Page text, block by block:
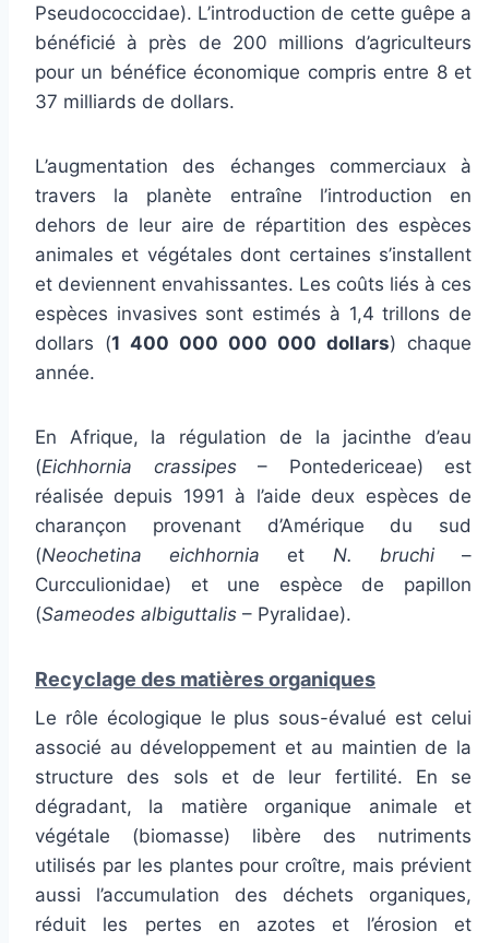
Pseudococcidae). L’introduction de cette guêpe a
bénéficié à près de 200 millions d’agriculteurs
pour un bénéfice économique compris entre 8 et
37 milliards de dollars.
L’augmentation des échanges commerciaux à
travers la planète entraîne l’introduction en
dehors de leur aire de répartition des espèces
animales et végétales dont certaines s’installent
et deviennent envahissantes. Les coûts liés à ces
espèces invasives sont estimés à 1,4 trillons de
dollars (1 400 000 000 000 dollars) chaque
année.
En Afrique, la régulation de la jacinthe d’eau
(Eichhornia crassipes– Pontedericeae) est
réalisée depuis 1991 à l’aide deux espèces de
charançon provenant d’Amérique du sud
(Neochetina eichhornia et N. bruchi–
Curcculionidae) et une espèce de papillon
(Sameodes albiguttalis – Pyralidae).
Recyclage des matières organiques
Le rôle écologique le plus sous-évalué est celui
associé au développement et au maintien de la
structure des sols et de leur fertilité. En se
dégradant, la matière organique animale et
végétale (biomasse) libère des nutriments
utilisés par les plantes pour croître, mais prévient
aussi l’accumulation des déchets organiques,
réduit les pertes en azotes et l’érosion et